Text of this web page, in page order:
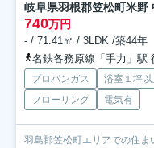
岐阜県羽根郡笠松町米野
740万円
- / 71.41㎡ / 3LDK /築44年
名鉄各務原線「手力」駅
プロパンガス 浴室１坪以
フローリング
電気有
羽島郡笠松町エリアでの住